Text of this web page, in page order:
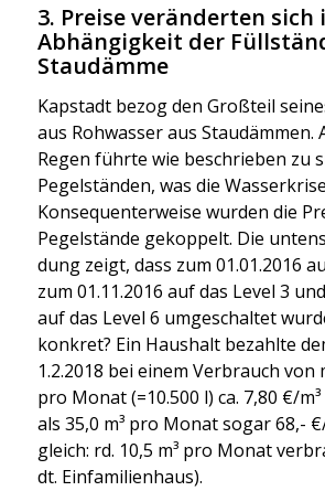
3. Preise veränderten sich
Abhängigkeit der
Staudämme
Kap­stadt bezog den Groß­teil
aus Roh­was­ser aus Stau­däm­men.
Regen führ­te wie beschrie­ben zu
Pegel­stän­den, was die
Kon­se­quen­ter­wei­se wur­den die
Pegel­stän­de gekop­pelt. Die
dung zeigt, dass zum 01.01.2016
zum 01.11.2016 auf das Level 3
auf das Level 6 umge­schal­tet
kon­kret? Ein Haus­halt bezahl­te
1.2.2018 bei einem Ver­brauch von
pro Monat (=10.500 l) ca. 7,80 €/
als 35,0 m³ pro Monat sogar 68,-
gleich: rd. 10,5 m³ pro Monat
dt. Ein­fa­mi­li­en­haus).